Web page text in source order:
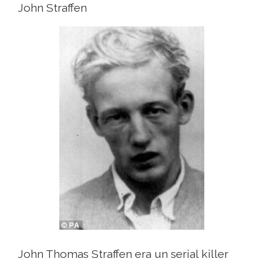
John Straffen
John Thomas Straffen era un serial killer